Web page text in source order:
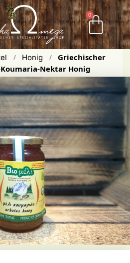
0
/ Honig /
Griechischer
Nektar Honig